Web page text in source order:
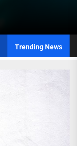
Trending News